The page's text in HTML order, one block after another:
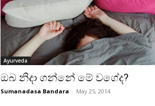
Ayurveda
ඔබ නිදා ගන්නේ මේ වගේද?
Sumanadasa Bandara - May 25, 2014